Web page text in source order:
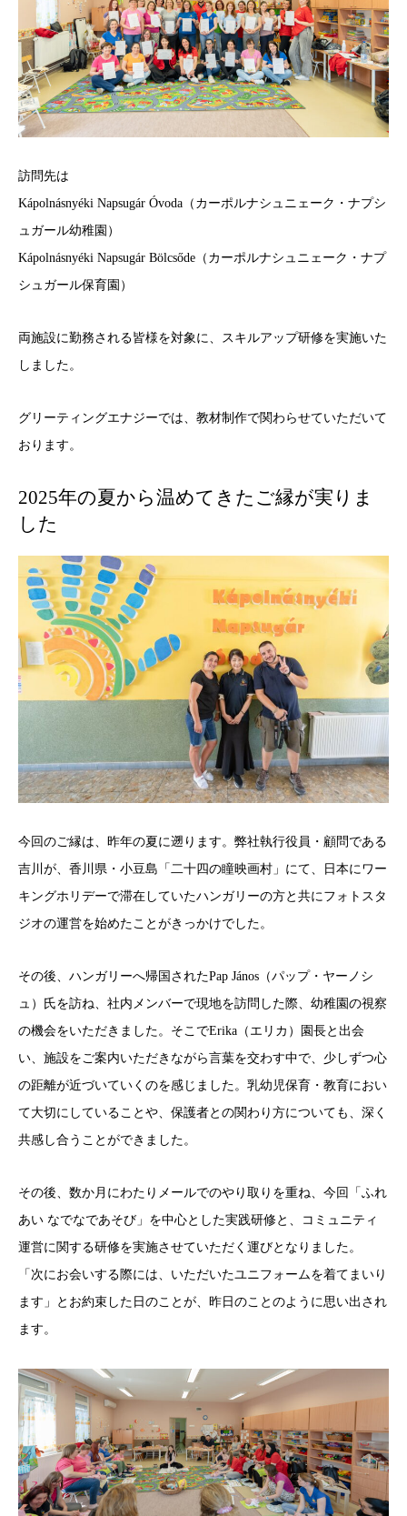
訪問先は
Kápolnásnyéki Napsugár Óvoda（カーポルナシュニェーク・ナプシ
ュガール幼稚園）
Kápolnásnyéki Napsugár Bölcsőde（カーポルナシュニェーク・ナプ
シュガール保育園）
両施設に勤務される皆様を対象に、スキルアップ研修を実施いた
しました。
グリーティングエナジーでは、教材制作で関わらせていただいて
おります。
2025年の夏から温めてきたご縁が実りま
した
今回のご縁は、昨年の夏に遡ります。弊社執行役員・顧問である
吉川が、香川県・小豆島「二十四の瞳映画村」にて、日本にワー
キングホリデーで滞在していたハンガリーの方と共にフォトスタ
ジオの運営を始めたことがきっかけでした。
その後、ハンガリーへ帰国されたPap János（パップ・ヤーノシ
ュ）氏を訪ね、社内メンバーで現地を訪問した際、幼稚園の視察
の機会をいただきました。そこでErika（エリカ）園長と出会
い、施設をご案内いただきながら言葉を交わす中で、少しずつ心
の距離が近づいていくのを感じました。乳幼児保育・教育におい
て大切にしていることや、保護者との関わり方についても、深く
共感し合うことができました。
その後、数か月にわたりメールでのやり取りを重ね、今回「ふれ
あい なでなであそび」を中心とした実践研修と、コミュニティ
運営に関する研修を実施させていただく運びとなりました。
「次にお会いする際には、いただいたユニフォームを着てまいり
ます」とお約束した日のことが、昨日のことのように思い出され
ます。